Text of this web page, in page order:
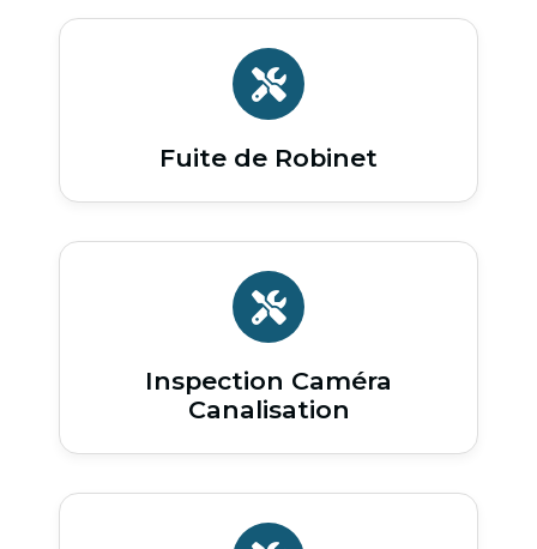
Fuite de Robinet
Inspection Caméra
Canalisation